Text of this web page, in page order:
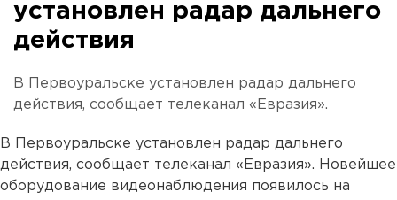
установлен радар дальнего
действия
В Первоуральске установлен радар дальнего
действия, сообщает телеканал «Евразия».
В Первоуральске установлен радар дальнего
действия, сообщает телеканал «Евразия». Новейшее
оборудование видеонаблюдения появилось на